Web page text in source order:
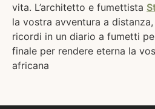
vita. L’architetto e fumettista
la vostra avventura a
ricordi in un diario a fumetti
finale per rendere eterna la
africana